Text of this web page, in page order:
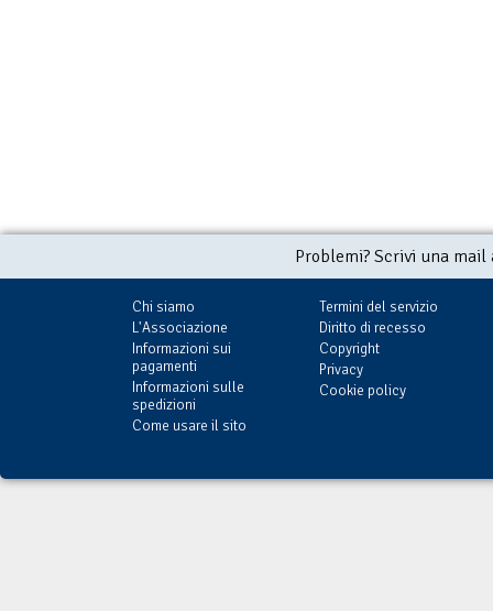
Problemi? Scrivi una
Chi siamo
L'Associazione
Informazioni sui
pagamenti
Informazioni sulle
spedizioni
Come usare il sito
Termini del servizio
Diritto di recesso
Copyright
Privacy
Cookie policy